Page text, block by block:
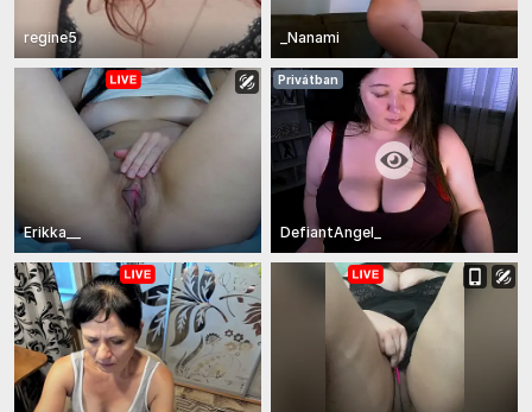
regine5 _Nanami
Erikka__
Privátban
DefiantAngel_